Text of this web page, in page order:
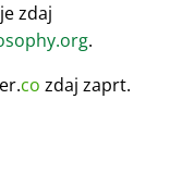
zdaj
.
co zdaj zaprt.